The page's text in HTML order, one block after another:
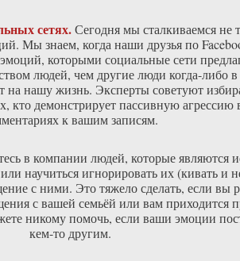
сетях.Сегодня мы сталкиваемся не
Мы знаем, когда наши друзья по
которыми социальные сети
людей, чем другие люди когда-либо в
нашу жизнь. Эксперты советуют
кто демонстрирует пассивную агрессию
к вашим записям.
в компании людей, которые являются
научиться игнорировать их (кивать и
с ними. Это тяжело сделать, если вы
с вашей семьёй или вам приходится
никому помочь, если ваши эмоции
кем-то другим.